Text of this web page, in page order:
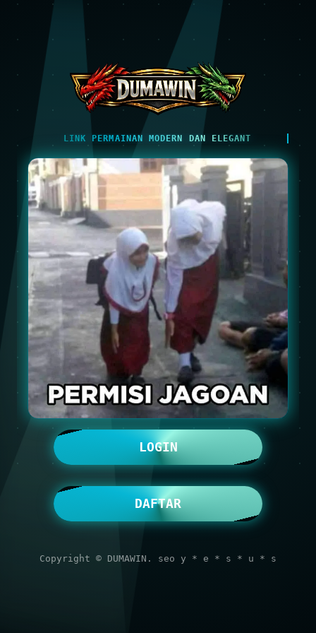
LINK PERMAINAN MODERN DAN ELEGANT
LOGIN
DAFTAR
Copyright © DUMAWIN. seo y * e * s * u * s